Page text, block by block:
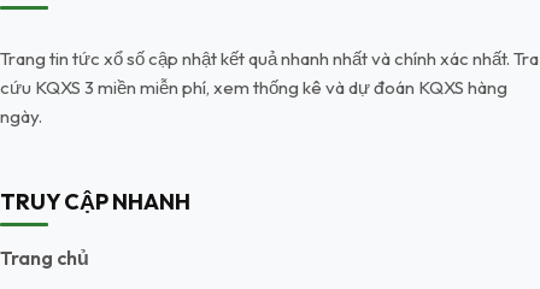
Trang tin tức xổ số cập nhật kết quả nhanh nhất và chính xác nhất. Tra
cứu KQXS 3 miền miễn phí, xem thống kê và dự đoán KQXS hàng
ngày.
TRUY CẬP NHANH
Trang chủ